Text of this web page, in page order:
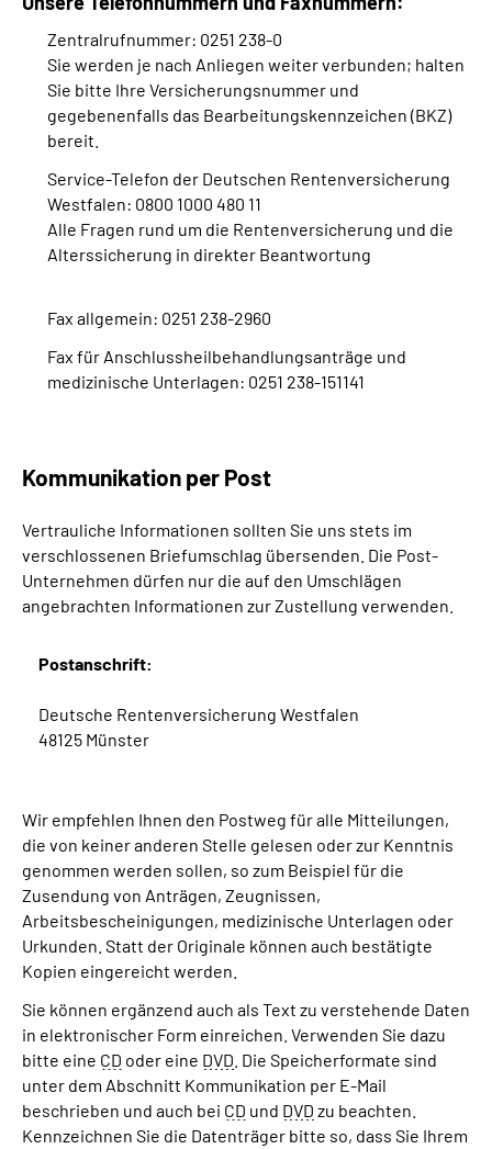
Zentralrufnummer: 0251 238-0
Sie werden je nach Anliegen weiter verbunden; halten
Sie bitte Ihre Versicherungsnummer und
gegebenenfalls das Bearbeitungskennzeichen (BKZ)
bereit.
Service-Telefon der Deutschen Rentenversicherung
Westfalen: 0800 1000 480 11
Alle Fragen rund um die Rentenversicherung und die
Alterssicherung in direkter Beantwortung
Fax allgemein: 0251 238-2960
Fax für Anschlussheilbehandlungsanträge und
medizinische Unterlagen: 0251 238-151141
Kommunikation per Post
Vertrauliche Informationen sollten Sie uns stets im
verschlossenen Briefumschlag übersenden. Die Post-
Unternehmen dürfen nur die auf den Umschlägen
angebrachten Informationen zur Zustellung verwenden.
Postanschrift:
Deutsche Rentenversicherung Westfalen
48125 Münster
Wir empfehlen Ihnen den Postweg für alle Mitteilungen,
die von keiner anderen Stelle gelesen oder zur Kenntnis
genommen werden sollen, so zum Beispiel für die
Zusendung von Anträgen, Zeugnissen,
Arbeitsbescheinigungen, medizinische Unterlagen oder
Urkunden. Statt der Originale können auch bestätigte
Kopien eingereicht werden.
Sie können ergänzend auch als Text zu verstehende Daten
in elektronischer Form einreichen. Verwenden Sie dazu
bitte eine CD oder eine DVD . Die Speicherformate sind
unter dem Abschnitt Kommunikation per E-Mail
beschrieben und auch bei CD und DVD zu beachten.
Kennzeichnen Sie die Datenträger bitte so, dass Sie Ihrem